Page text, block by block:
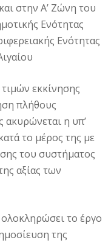
στην Α’ Ζώνη του
Ενότητας
Ενότητας
εκκίνησης
πλήθους
ακυρώνεται η υπ’
το μέρος της με
του συστήματος
αξίας των
το έργο
της